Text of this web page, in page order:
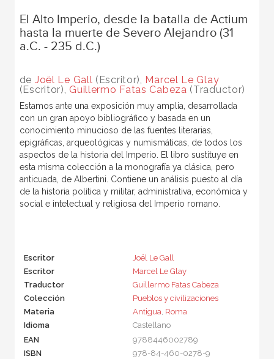
El Alto Imperio, desde la batalla de Actium
hasta la muerte de Severo Alejandro (31
a.C. - 235 d.C.)
de Joël Le Gall (Escritor), Marcel Le Glay
(Escritor), Guillermo Fatas Cabeza (Traductor)
Estamos ante una exposición muy amplia, desarrollada
con un gran apoyo bibliográfico y basada en un
conocimiento minucioso de las fuentes literarias,
epigráficas, arqueológicas y numismáticas, de todos los
aspectos de la historia del Imperio. El libro sustituye en
esta misma colección a la monografía ya clásica, pero
anticuada, de Albertini. Contiene un análisis puesto al día
de la historia política y militar, administrativa, económica y
social e intelectual y religiosa del Imperio romano.
Escritor
Joël Le Gall
Escritor
Marcel Le Glay
Traductor
Guillermo Fatas Cabeza
Colección
Pueblos y civilizaciones
Materia
Antigua, Roma
Idioma
Castellano
EAN
9788446002789
ISBN
978-84-460-0278-9